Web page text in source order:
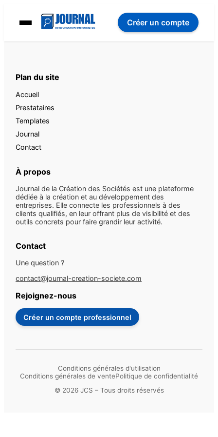
Créer un compte
Plan du site
Accueil
Prestataires
Templates
Journal
Contact
À propos
Journal de la Création des Sociétés est une plateforme
dédiée à la création et au développement des
entreprises. Elle connecte les professionnels à des
clients qualifiés, en leur offrant plus de visibilité et des
outils concrets pour faire grandir leur activité.
Contact
Une question ?
contact@journal-creation-societe.com
Rejoignez-nous
Créer un compte professionnel
Conditions générales d'utilisation
Conditions générales de ventePolitique de confidentialité
© 2026 JCS – Tous droits réservés